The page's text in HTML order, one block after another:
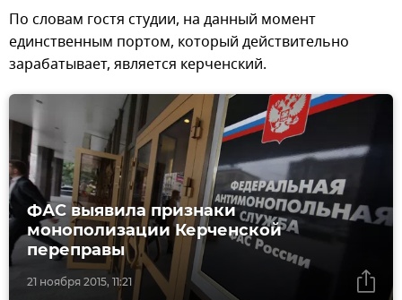
По словам гостя студии, на данный момент
единственным портом, который действительно
зарабатывает, является керченский.
21 ноября 2015, 11:21
ФАС выявила признаки
монополизации Керченской
переправы